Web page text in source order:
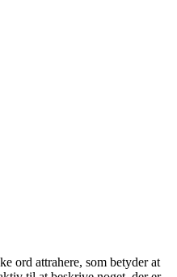
ord attrahere, som betyder at